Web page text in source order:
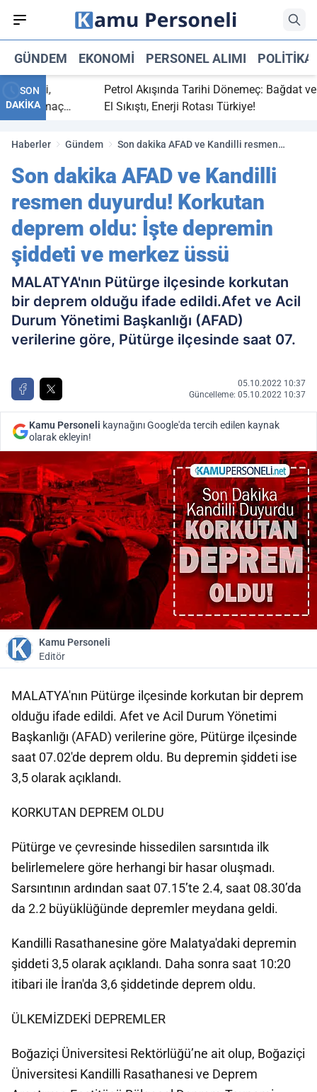
GÜNDEM EKONOMI PERSONEL ALIMI POLITIKA
SON
DAKİKA
bitti,
maç
Petrol Akışında Tarihi Dönemeç: Bağdat ve
El Sıkıştı, Enerji Rotası Türkiye!
Haberler Gündem
Son dakika AFAD ve Kandilli resmen
depremin şiddeti ve merkez üssü
Son dakika AFAD ve Kandilli
resmen duyurdu! Korkutan
deprem oldu: İşte depremin
şiddeti ve merkez üssü
MALATYA'nın Pütürge ilçesinde korkutan
bir deprem olduğu ifade edildi.Afet ve Acil
Durum Yönetimi Başkanlığı (AFAD)
verilerine göre, Pütürge ilçesinde saat 07.
05.10.2022 10:37
Güncelleme: 05.10.2022 10:37
Kamu Personeli kaynağını Google'da tercih edilen kaynak
olarak ekleyin!
Kamu Personeli
Editör
MALATYA'nın Pütürge ilçesinde korkutan bir deprem
olduğu ifade edildi. Afet ve Acil Durum Yönetimi
Başkanlığı (AFAD) verilerine göre, Pütürge ilçesinde
saat 07.02'de deprem oldu. Bu depremin şiddeti ise
3,5 olarak açıklandı.
KORKUTAN DEPREM OLDU
Pütürge ve çevresinde hissedilen sarsıntıda ilk
belirlemelere göre herhangi bir hasar oluşmadı.
Sarsıntının ardından saat 07.15’te 2.4, saat 08.30’da
da 2.2 büyüklüğünde depremler meydana geldi.
Kandilli Rasathanesine göre Malatya'daki depremin
şiddeti 3,5 olarak açıklandı. Daha sonra saat 10:20
itibari ile İran'da 3,6 şiddetinde deprem oldu.
ÜLKEMİZDEKİ DEPREMLER
Boğaziçi Üniversitesi Rektörlüğü’ne ait olup, Boğaziçi
Üniversitesi Kandilli Rasathanesi ve Deprem